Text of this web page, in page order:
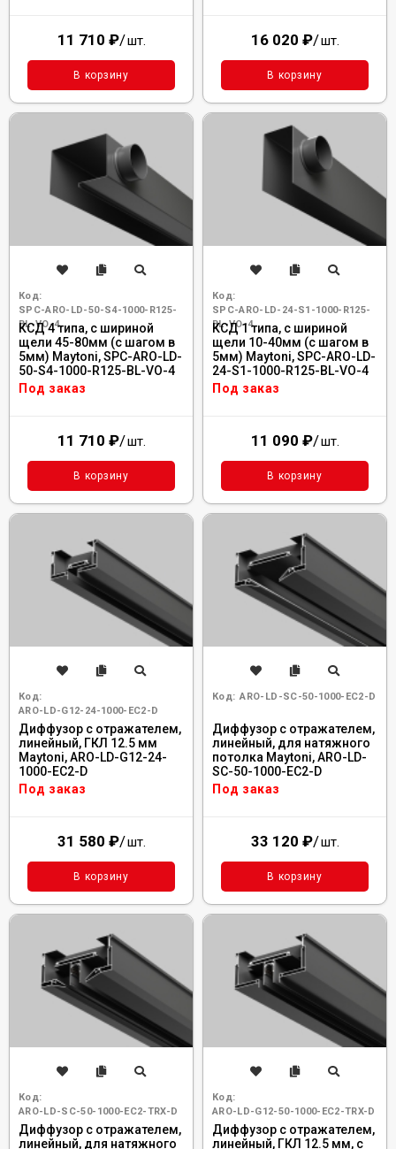
11 710 ₽/шт.
В корзину
16 020 ₽/шт.
В корзину
Код:
SPC-ARO-LD-50-S4-1000-R125-
BL-VO-4
КСД 4 типа, с шириной
щели 45-80мм (с шагом в
5мм) Maytoni, SPC-ARO-LD-
50-S4-1000-R125-BL-VO-4
Под заказ
11 710 ₽/шт.
В корзину
Код:
SPC-ARO-LD-24-S1-1000-R125-
BL-VO-4
КСД 1 типа, с шириной
щели 10-40мм (с шагом в
5мм) Maytoni, SPC-ARO-LD-
24-S1-1000-R125-BL-VO-4
Под заказ
11 090 ₽/шт.
В корзину
Код:
ARO-LD-G12-24-1000-EC2-D
Диффузор с отражателем,
линейный, ГКЛ 12.5 мм
Maytoni, ARO-LD-G12-24-
1000-EC2-D
Под заказ
31 580 ₽/шт.
В корзину
Код: ARO-LD-SC-50-1000-EC2-D
Диффузор с отражателем,
линейный, для натяжного
потолка Maytoni, ARO-LD-
SC-50-1000-EC2-D
Под заказ
33 120 ₽/шт.
В корзину
Код:
ARO-LD-SC-50-1000-EC2-TRX-D
Диффузор с отражателем,
линейный, для натяжного
Код:
ARO-LD-G12-50-1000-EC2-TRX-D
Диффузор с отражателем,
линейный, ГКЛ 12.5 мм, с